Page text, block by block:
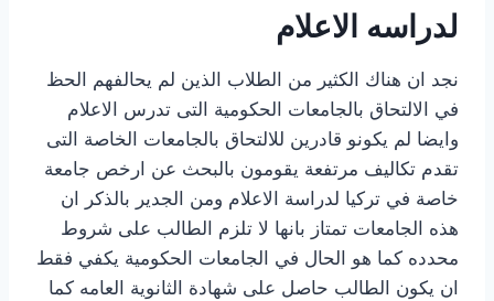
لدراسه الاعلام
نجد ان هناك الكثير من الطلاب الذين لم يحالفهم الحظ
في الالتحاق بالجامعات الحكومية التى تدرس الاعلام
وايضا لم يكونو قادرين للالتحاق بالجامعات الخاصة التى
تقدم تكاليف مرتفعة يقومون بالبحث عن ارخص جامعة
خاصة في تركيا لدراسة الاعلام ومن الجدير بالذكر ان
هذه الجامعات تمتاز بانها لا تلزم الطالب على شروط
محدده كما هو الحال في الجامعات الحكومية يكفي فقط
ان يكون الطالب حاصل على شهادة الثانوية العامه كما